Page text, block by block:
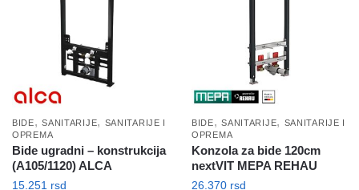
BIDE,SANITARIJE, SANITARIJE I
OPREMA
Bide ugradni – konstrukcija
(A105/1120) ALCA
15.251 rsd
BIDE,SANITARIJE, SANITARIJE I
OPREMA
Konzola za bide 120cm
nextVIT MEPA REHAU
26.370 rsd